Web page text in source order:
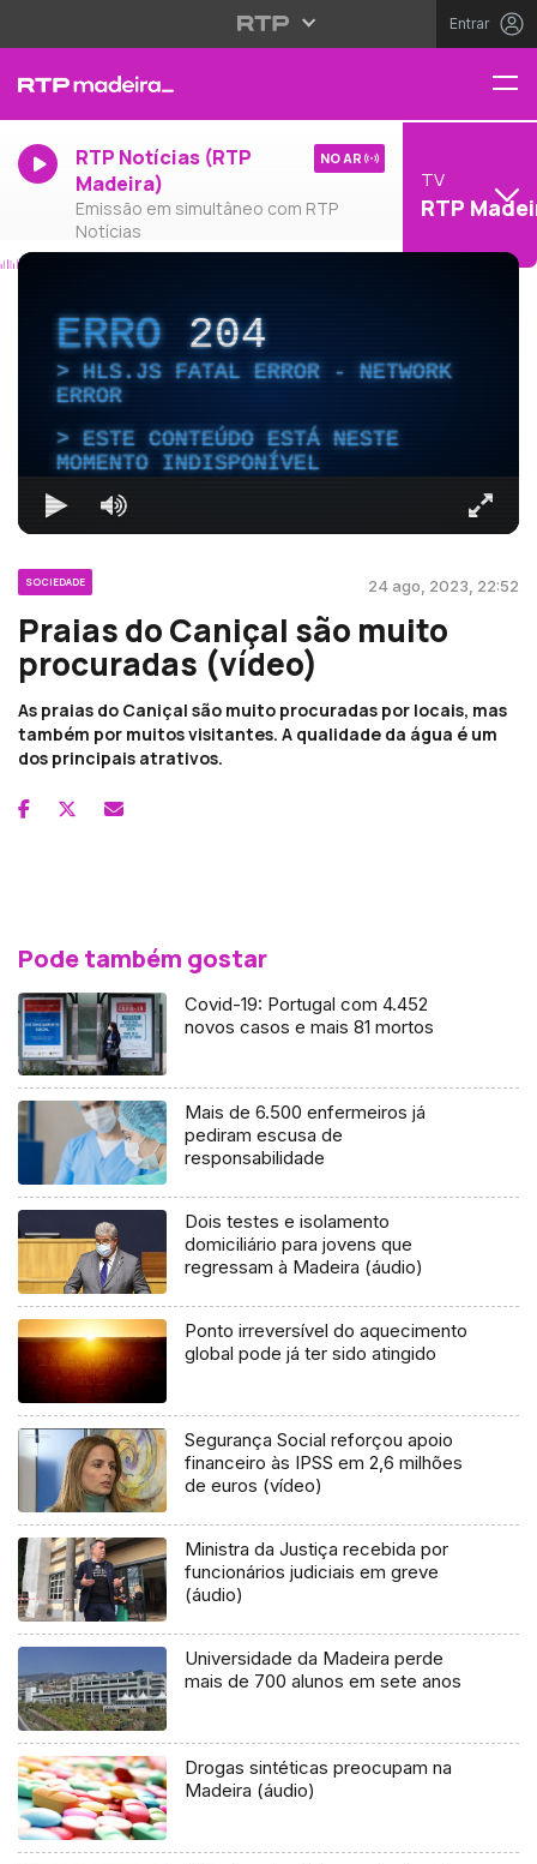
Entrar
RTP Notícias (RTP
Madeira)
Emissão em simultâneo com RTP
Notícias
NO AR
TV
RTP
ERRO204
HLS.JS FATAL ERROR - NETWORK
ERROR
ESTE CONTEÚDO ESTÁ NESTE
MOMENTO INDISPONÍVEL
SOCIEDADE 24 ago, 2023, 22:52
Praias do Caniçal são muito
procuradas (vídeo)
As praias do Caniçal são muito procuradas por locais, mas
também por muitos visitantes. A qualidade da água é um
dos principais atrativos.
Pode também gostar
Covid-19: Portugal com 4.452
novos casos e mais 81 mortos
Mais de 6.500 enfermeiros já
pediram escusa de
responsabilidade
Dois testes e isolamento
domiciliário para jovens que
regressam à Madeira (áudio)
Ponto irreversível do aquecimento
global pode já ter sido atingido
Segurança Social reforçou apoio
financeiro às IPSS em 2,6 milhões
de euros (vídeo)
Ministra da Justiça recebida por
funcionários judiciais em greve
(áudio)
Universidade da Madeira perde
mais de 700 alunos em sete anos
Drogas sintéticas preocupam na
Madeira (áudio)